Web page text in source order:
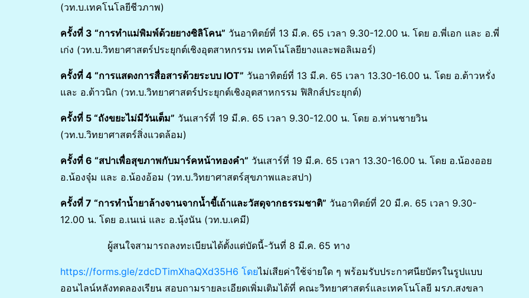
(วท.บ.เทคโนโลยีชีวภาพ)
ครั้งที่ 3 “การทำแม่พิมพ์ด้วยยางซิลิโคน” วันอาทิตย์ที่ 13 มี.ค. 65 เวลา 9.30-12.00 น. โดย อ.พี่เอก และ อ.พี่
เก่ง (วท.บ.วิทยาศาสตร์ประยุกต์เชิงอุตสาหกรรม เทคโนโลยียางและพอลิเมอร์)
ครั้งที่ 4 “การแสดงการสื่อสารด้วยระบบ IOT” วันอาทิตย์ที่ 13 มี.ค. 65 เวลา 13.30-16.00 น. โดย อ.ต้าวหรั่ง
และ อ.ต้าวนิก (วท.บ.วิทยาศาสตร์ประยุกต์เชิงอุตสาหกรรม ฟิสิกส์ประยุกต์)
ครั้งที่ 5 “ถังขยะไม่มีวันเต็ม” วันเสาร์ที่ 19 มี.ค. 65 เวลา 9.30-12.00 น. โดย อ.ท่านชายวิน
(วท.บ.วิทยาศาสตร์สิ่งแวดล้อม)
ครั้งที่ 6 “สปาเพื่อสุขภาพกับมาร์คหน้าทองคำ” วันเสาร์ที่ 19 มี.ค. 65 เวลา 13.30-16.00 น. โดย อ.น้องออย
อ.น้องจุ๋ม และ อ.น้องอ้อม (วท.บ.วิทยาศาสตร์สุขภาพและสปา)
ครั้งที่ 7 “การทำน้ำยาล้างจานจากน้ำขี้เถ้าและวัสดุจากธรรมชาติ” วันอาทิตย์ที่ 20 มี.ค. 65 เวลา 9.30-
12.00 น. โดย อ.เนเน่ และ อ.นุ้งนัน (วท.บ.เคมี)
ผู้สนใจสามารถลงทะเบียนได้ตั้งแต่บัดนี้-วันที่ 8 มี.ค. 65 ทาง
https://forms.gle/zdcDTimXhaQXd35H6 โดยไม่เสียค่าใช้จ่ายใด ๆ พร้อมรับประกาศนียบัตรในรูปแบบ
ออนไลน์หลังทดลองเรียน สอบถามรายละเอียดเพิ่มเติมได้ที่ คณะวิทยาศาสตร์และเทคโนโลยี มรภ.สงขลา